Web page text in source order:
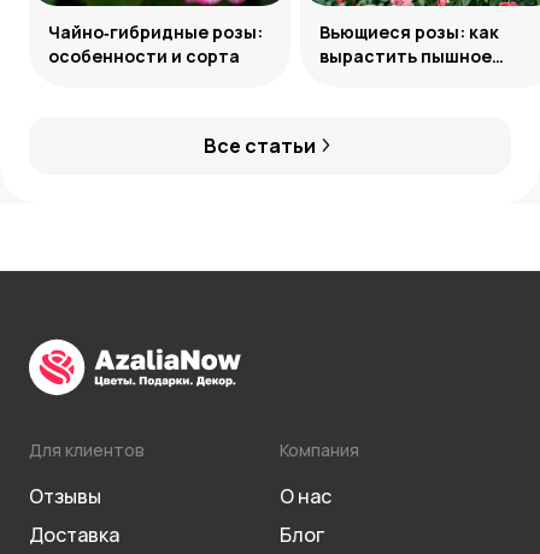
Все статьи
Чайно‑гибридные розы:
особенности и сорта
Вьющиеся розы: как
вырастить пышное
Для клиентов
Отзывы
Доставка
Компания
О нас
Блог